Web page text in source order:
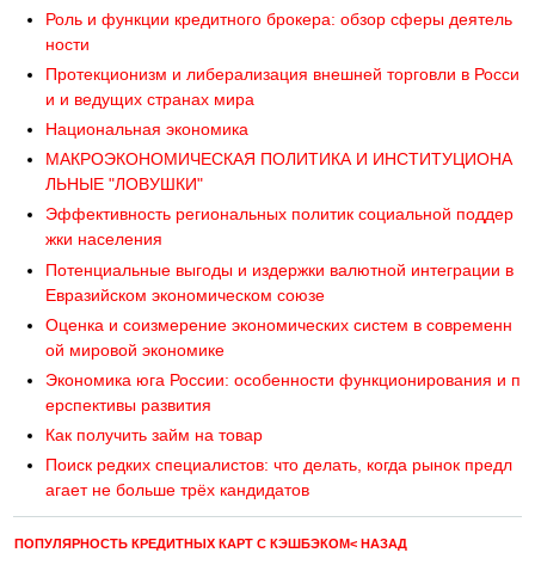
Роль и функции кредитного брокера: обзор сферы деятель
ности
Протекционизм и либерализация внешней торговли в Росси
и и ведущих странах мира
Национальная экономика
МАКРОЭКОНОМИЧЕСКАЯ ПОЛИТИКА И ИНСТИТУЦИОНА
ЛЬНЫЕ "ЛОВУШКИ"
Эффективность региональных политик социальной поддер
жки населения
Потенциальные выгоды и издержки валютной интеграции в
Евразийском экономическом союзе
Оценка и соизмерение экономических систем в современн
ой мировой экономике
Экономика юга России: особенности функционирования и п
ерспективы развития
Как получить займ на товар
Поиск редких специалистов: что делать, когда рынок предл
агает не больше трёх кандидатов
ПОПУЛЯРНОСТЬ КРЕДИТНЫХ КАРТ С КЭШБЭКОМ< НАЗАД